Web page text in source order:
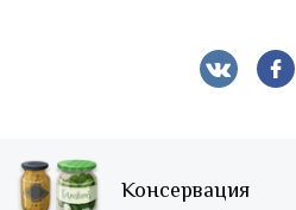
Консервация